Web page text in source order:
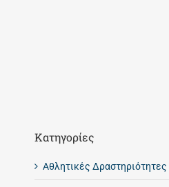
Kατηγορίες
Αθλητικές Δραστηριότητες